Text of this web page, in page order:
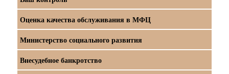
Оценка качества обслуживания в МФЦ
Министерство социального развития
Внесудебное банкротство